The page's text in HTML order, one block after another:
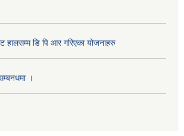
हालसम्म डि पि आर गरिएका योजनाहरु
।